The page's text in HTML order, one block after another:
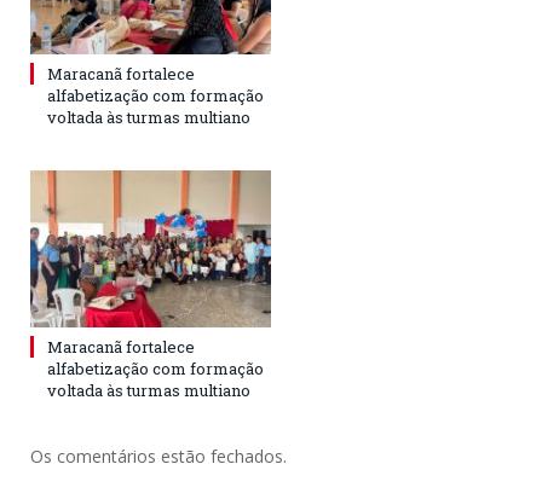
Maracanã fortalece
alfabetização com formação
voltada às turmas multiano
Maracanã fortalece
alfabetização com formação
voltada às turmas multiano
Os comentários estão fechados.